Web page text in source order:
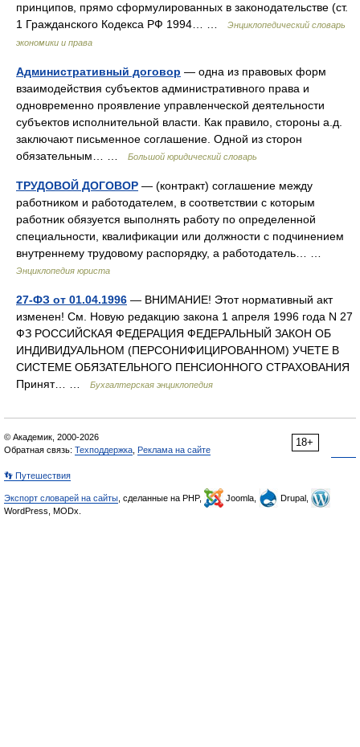
принципов, прямо сформулированных в законодательстве (ст.
1 Гражданского Кодекса РФ 1994… …
Энциклопедический словарь
экономики и права
Административный договор — одна из правовых форм
взаимодействия субъектов административного права и
одновременно проявление управленческой деятельности
субъектов исполнительной власти. Как правило, стороны а.д.
заключают письменное соглашение. Одной из сторон
обязательным… …
Большой юридический словарь
ТРУДОВОЙ ДОГОВОР — (контракт) соглашение между
работником и работодателем, в соответствии с которым
работник обязуется выполнять работу по определенной
специальности, квалификации или должности с подчинением
внутреннему трудовому распорядку, а работодатель… …
Энциклопедия юриста
27-ФЗ от 01.04.1996 — ВНИМАНИЕ! Этот нормативный акт
изменен! См. Новую редакцию закона 1 апреля 1996 года N 27
ФЗ РОССИЙСКАЯ ФЕДЕРАЦИЯ ФЕДЕРАЛЬНЫЙ ЗАКОН ОБ
ИНДИВИДУАЛЬНОМ (ПЕРСОНИФИЦИРОВАННОМ) УЧЕТЕ В
СИСТЕМЕ ОБЯЗАТЕЛЬНОГО ПЕНСИОННОГО СТРАХОВАНИЯ
Принят… …
Бухгалтерская энциклопедия
18+
© Академик, 2000-2026
Обратная связь: Техподдержка Реклама на сайте
👣 Путешествия
Экспорт словарей на сайты , сделанные на PHP, Joomla,
Drupal,
WordPress, MODx.